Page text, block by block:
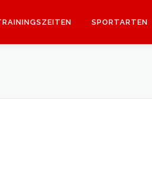
SPORTARTEN